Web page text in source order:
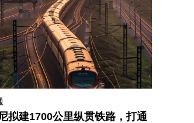
拟建1700公里纵贯铁路，打通